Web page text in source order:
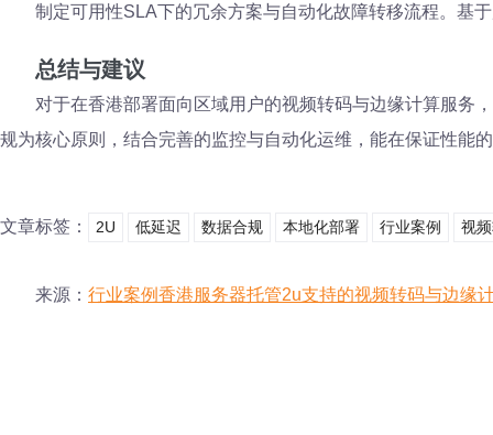
制定可用性SLA下的冗余方案与自动化故障转移流程。基
总结与建议
对于在香港部署面向区域用户的视频转码与边缘计算服务
规为核心原则，结合完善的监控与自动化运维，能在保证性能
文章标签： 2U 低延迟 数据合规 本地化部署 行业案例 视
来源： 行业案例香港服务器托管2u支持的视频转码与边缘